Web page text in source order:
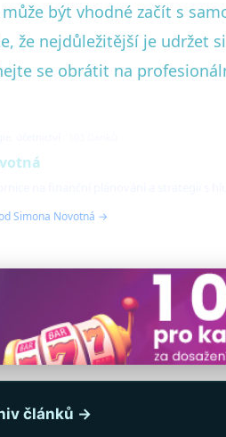
může být vhodné začít s
že nejdůležitější je udržet
se obrátit na
Simona Novotná →
článků →